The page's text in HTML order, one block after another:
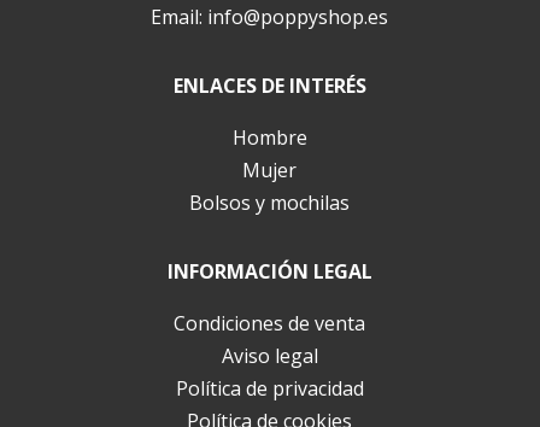
Email: info@poppyshop.es
ENLACES DE INTERÉS
Hombre
Mujer
Bolsos y mochilas
INFORMACIÓN LEGAL
Condiciones de venta
Aviso legal
Política de privacidad
Política de cookies